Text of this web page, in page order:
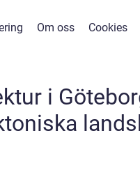
Om oss Cookies
i